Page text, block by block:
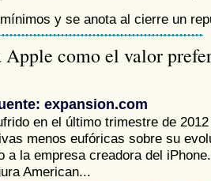
y se anota al cierre un
Apple como el valor
expansion.com
en el último trimestre de
menos eufóricas sobre su
a la empresa creadora del
American...